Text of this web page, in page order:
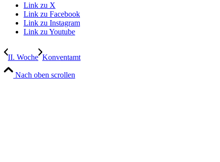
Link zu X
Link zu Facebook
Link zu Instagram
Link zu Youtube
II. Woche Konventamt
Nach oben scrollen